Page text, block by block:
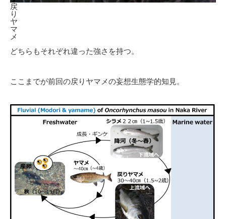
戻
り
ヤ
マ
メ
どちらもそれぞれ違った強さを持つ。
ここまでが前回の戻りヤマメの妄想生態学的知見。